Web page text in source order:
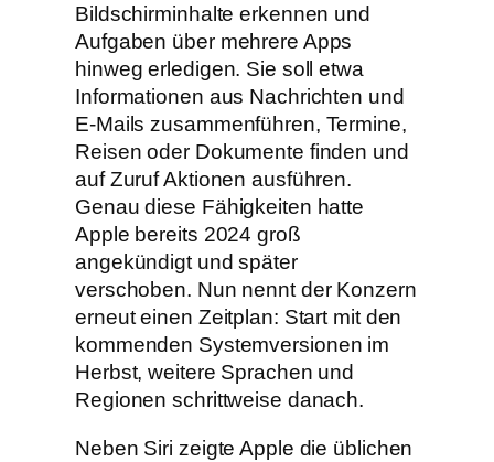
Bildschirminhalte erkennen und
Aufgaben über mehrere Apps
hinweg erledigen. Sie soll etwa
Informationen aus Nachrichten und
E-Mails zusammenführen, Termine,
Reisen oder Dokumente finden und
auf Zuruf Aktionen ausführen.
Genau diese Fähigkeiten hatte
Apple bereits 2024 groß
angekündigt und später
verschoben. Nun nennt der Konzern
erneut einen Zeitplan: Start mit den
kommenden Systemversionen im
Herbst, weitere Sprachen und
Regionen schrittweise danach.
Neben Siri zeigte Apple die üblichen